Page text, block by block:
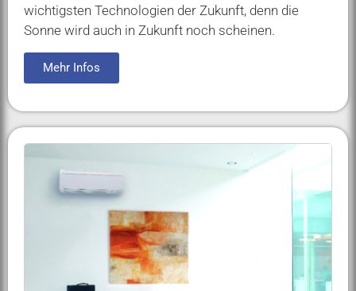
wichtigsten Technologien der Zukunft, denn die
Sonne wird auch in Zukunft noch scheinen.
Mehr Infos